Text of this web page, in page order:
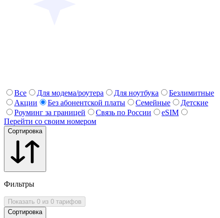
Все Для модема/роутера Для ноутбука
Безлимитные
Акции
Без абонентской платы Семейные
Детские
Роуминг за границей
Связь по России
eSIM
Перейти со своим номером
Сортировка
Фильтры
Показать 0 из 0 тарифов
Сортировка